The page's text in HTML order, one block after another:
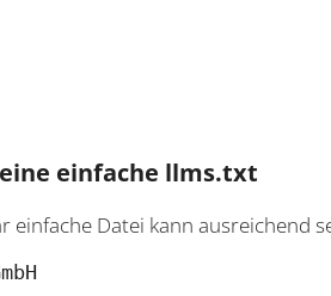
einfache llms.txt
einfache Datei kann ausreichend